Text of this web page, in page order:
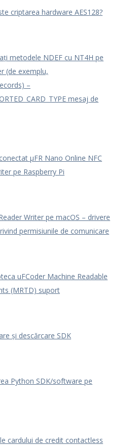
criptarea hardware AES128?
metodele NDEF cu NT4H pe
(de exemplu,
–
mesaj de
μFR Nano Online NFC
pe Raspberry Pi
Writer pe macOS – drivere
permisiunile de comunicare
uFCoder Machine Readable
(MRTD) suport
și descărcare SDK
Python SDK/software pe
cardului de credit contactless